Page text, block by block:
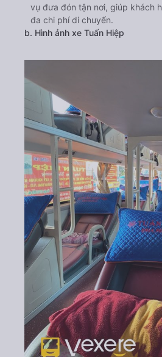
vụ đưa đón tận nơi, giúp khách
đa chi phí di chuyển.
b. Hình ảnh xe Tuấn Hiệp